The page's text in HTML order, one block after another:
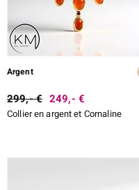
Argent
299,- € 249,- €
Collier en argent et Cornaline